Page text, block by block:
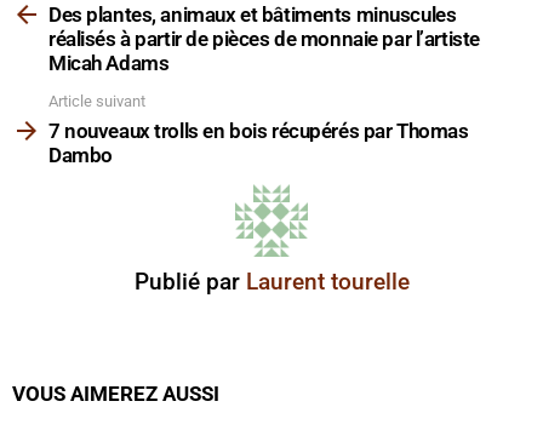
plus
Des plantes, animaux et bâtiments minuscules
réalisés à partir de pièces de monnaie par l’artiste
Micah Adams
Article suivant
7 nouveaux trolls en bois récupérés par Thomas
Dambo
Publié par Laurent tourelle
VOUS AIMEREZ AUSSI